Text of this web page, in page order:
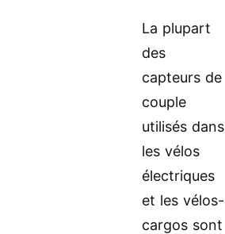
La plupart
des
capteurs de
couple
utilisés dans
les vélos
électriques
et les vélos-
cargos sont